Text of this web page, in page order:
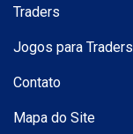
Traders
Jogos para Traders
Contato
Mapa do Site